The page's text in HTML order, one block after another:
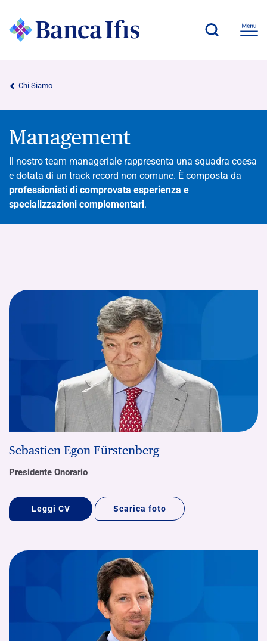
Chi Siamo
Management
Il nostro team manageriale rappresenta una squadra coesa
e dotata di un track record non comune. È composta da
professionisti di comprovata esperienza e
specializzazioni complementari.
Sebastien Egon Fürstenberg
Presidente Onorario
Leggi CV Scarica foto